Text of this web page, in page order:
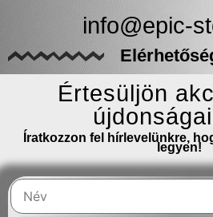
info@epic-
Értesüljön
Íratkozzon fel hírlevelünkre,
legyen!